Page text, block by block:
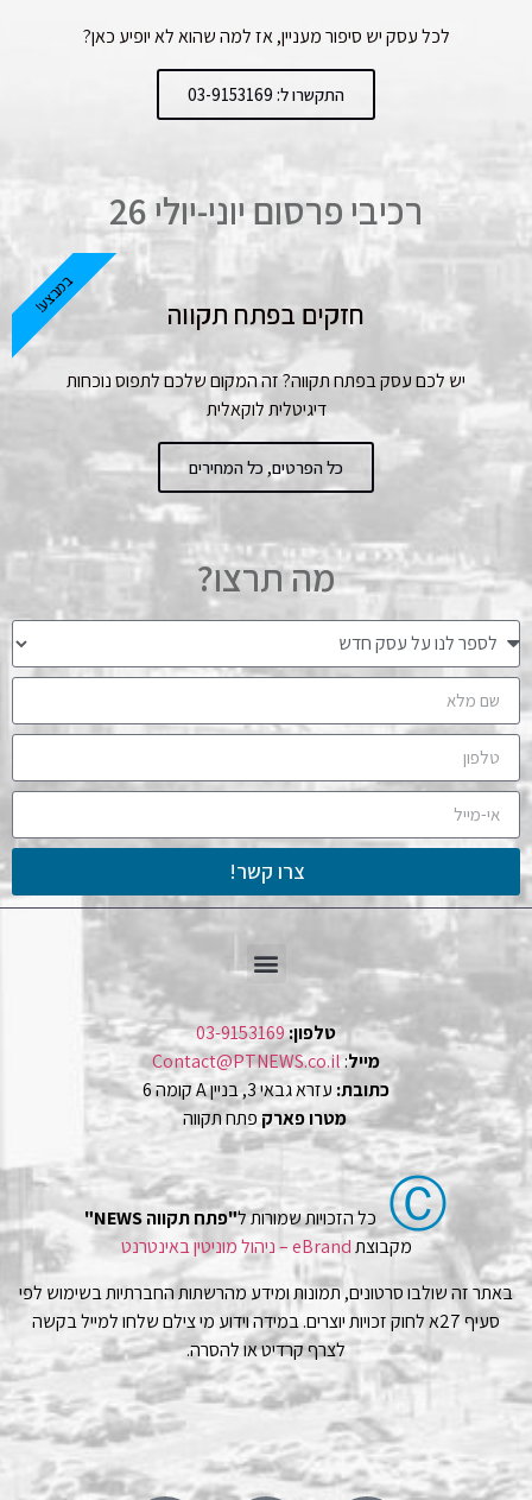
לכל עסק יש סיפור מעניין, אז למה שהוא לא יופיע כאן?
התקשרו ל: 03-9153169
רכיבי פרסום יוני-יולי 26
חזקים בפתח תקווה
יש לכם עסק בפתח תקווה? זה המקום שלכם לתפוס נוכחות
דיגיטלית לוקאלית
כל הפרטים, כל המחירים
במבצע!
מה תרצו?
צרו קשר!
טלפון:03-9153169
מייל:
Contact@PTNEWS.co.il
כתובת: עזרא גבאי 3, בניין A קומה 6
מטרו פארק פתח תקווה
Ⓒ כל הזכויות שמורות ל"פתח תקווה NEWS"
מקבוצתeBrand – ניהול מוניטין באינטרנט
באתר זה שולבו סרטונים, תמונות ומידע מהרשתות החברתיות בשימוש לפי
סעיף 27א לחוק זכויות יוצרים. במידה וידוע מי צילם שלחו למייל בקשה
לצרף קרדיט או להסרה.